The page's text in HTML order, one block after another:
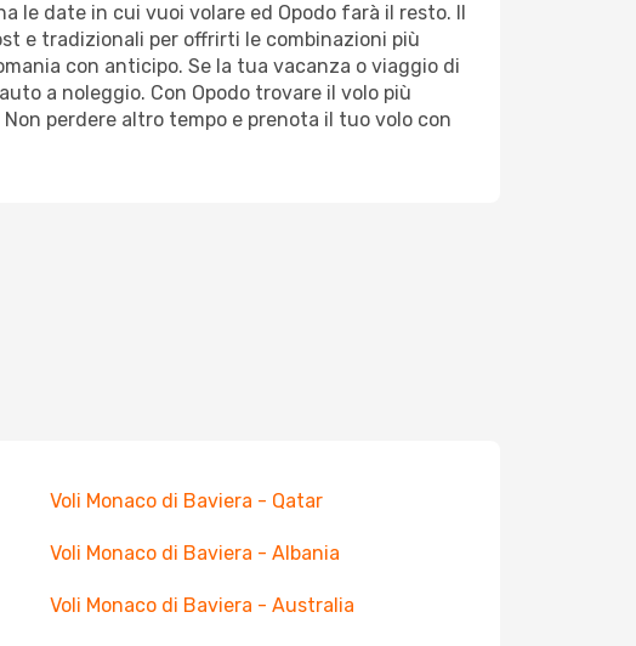
le date in cui vuoi volare ed Opodo farà il resto. Il
e tradizionali per offrirti le combinazioni più
con anticipo. Se la tua vacanza o viaggio di
a noleggio. Con Opodo trovare il volo più
perdere altro tempo e prenota il tuo volo con
Voli Monaco di Baviera - Qatar
Voli Monaco di Baviera - Albania
Voli Monaco di Baviera - Australia